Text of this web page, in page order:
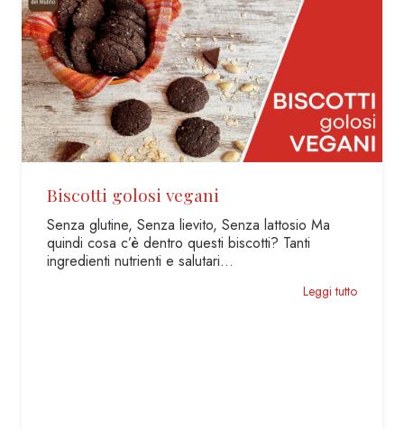
Fette biscottate integrali
Fatte in casa senza zucchero! Ci sono infiniti modi
per poter cominciare bene la giornata e non per…